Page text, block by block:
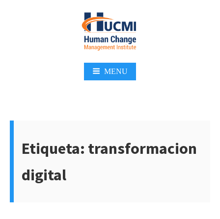
MENU
Etiqueta: transformacion
digital